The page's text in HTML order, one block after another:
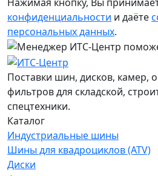
конфиденциальности и даёте
персональных данных.
Поставки шин, дисков, камер,
фильтров для складской,
спецтехники.
Каталог
Индустриальные шины
Шины для квадроциклов (ATV)
Диски